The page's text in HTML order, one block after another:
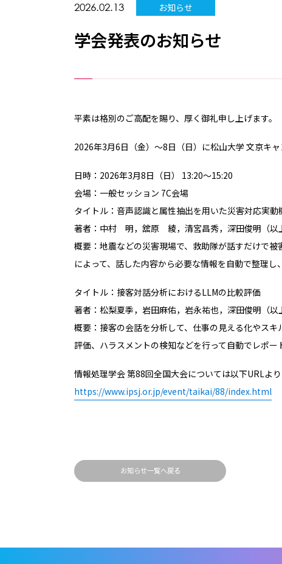
2026.02.13 お知らせ
学会発表のお知らせ
平素は格別のご高配を賜り、厚く御礼申し上げます。
2026年3月6日（金）～8日（日）に松山大学 文京キ
日時：2026年3月8日（日） 13:20～15:20
会場：一般セッション 7C会場
タイトル：音声認識と属性抽出を用いた災害対応実
著者：中村 明，舘原 綾，清宮昌秀，深田俊明（以
概要：地震などの災害現場で、救助隊が話すだけで
によって、話した内容から必要な情報を自動で整理
タイトル：接客対話分析におけるLLMの比較評価
著者：松梨夏季，岩田麻佑，岩永祐也，深田俊明（
概要：接客の会話を分析して、仕事の見える化やス
評価、ハラスメントの検知などを行って自動でレポ
情報処理学会 第88回全国大会については以下URLより
https://www.ipsj.or.jp/event/taikai/88/index.html
お知らせ一覧へ戻る